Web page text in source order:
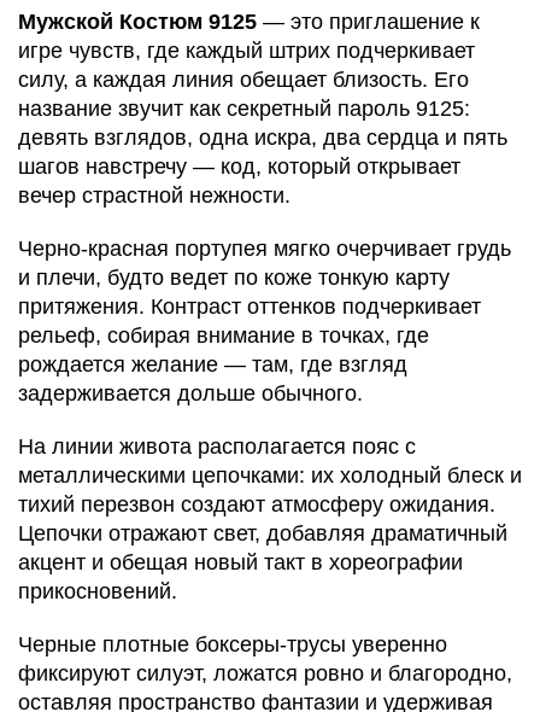
Мужской Костюм 9125 — это приглашение к
игре чувств, где каждый штрих подчеркивает
силу, а каждая линия обещает близость. Его
название звучит как секретный пароль 9125:
девять взглядов, одна искра, два сердца и пять
шагов навстречу — код, который открывает
вечер страстной нежности.
Черно-красная портупея мягко очерчивает грудь
и плечи, будто ведет по коже тонкую карту
притяжения. Контраст оттенков подчеркивает
рельеф, собирая внимание в точках, где
рождается желание — там, где взгляд
задерживается дольше обычного.
На линии живота располагается пояс с
металлическими цепочками: их холодный блеск и
тихий перезвон создают атмосферу ожидания.
Цепочки отражают свет, добавляя драматичный
акцент и обещая новый такт в хореографии
прикосновений.
Черные плотные боксеры-трусы уверенно
фиксируют силуэт, ложатся ровно и благородно,
оставляя пространство фантазии и удерживая